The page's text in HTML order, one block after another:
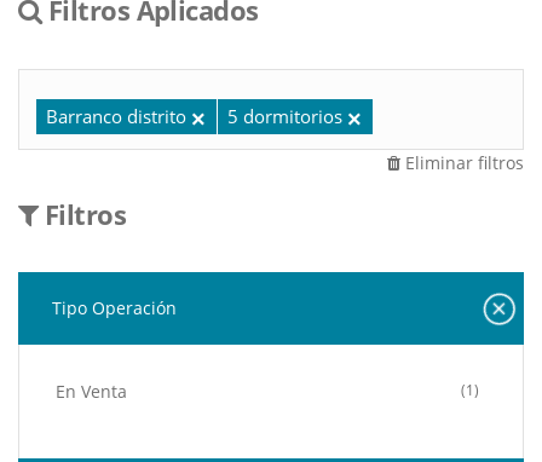
Filtros Aplicados
Barranco distrito 5 dormitorios
Eliminar filtros
Filtros
Tipo Operación
En Venta (1)